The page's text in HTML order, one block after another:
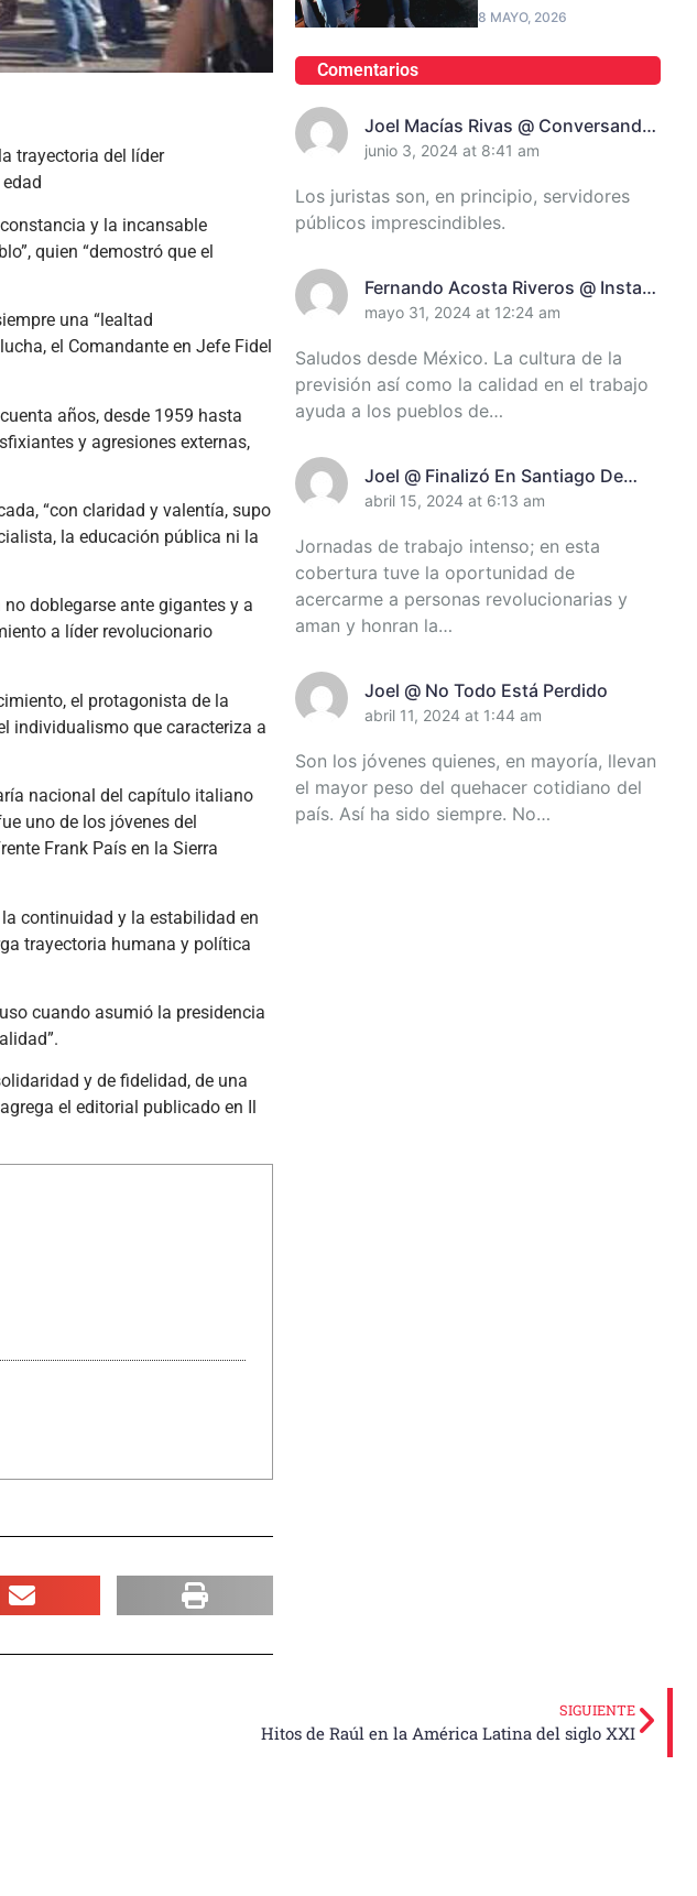
trayectoria del líder
y la incansable
quien “demostró que el
una “lealtad
el Comandante en Jefe Fidel
años, desde 1959 hasta
y agresiones externas,
“con claridad y valentía, supo
la educación pública ni la
doblegarse ante gigantes y a
a líder revolucionario
el protagonista de la
individualismo que caracteriza a
nacional del capítulo italiano
uno de los jóvenes del
Frank País en la Sierra
continuidad y la estabilidad en
trayectoria humana y política
cuando asumió la presidencia
y de fidelidad, de una
el editorial publicado en Il
8 MAYO, 2026
Comentarios
Joel Macías Rivas @ Conversando
Con Juanita Randich, Presidenta
Santiago De Cuba
junio 3, 2024 at 8:41 am
Los juristas son, en principio, servidores
públicos imprescindibles.
Fernando Acosta Riveros @ Instan
A Incrementar El Control De
mayo 31, 2024 at 12:24 am
Saludos desde México. La cultura de la
previsión así como la calidad en el trabajo
ayuda a los pueblos de…
Joel @ Finalizó En Santiago De
Cuba Encuentro De Miembros Del
Ascunce Domenech (+Video)
(+Fotos)
abril 15, 2024 at 6:13 am
Jornadas de trabajo intenso; en esta
cobertura tuve la oportunidad de
acercarme a personas revolucionarias y
aman y honran la…
Joel @ No Todo Está Perdido
abril 11, 2024 at 1:44 am
Son los jóvenes quienes, en mayoría, llevan
el mayor peso del quehacer cotidiano del
país. Así ha sido siempre. No…
SIGUIENTE
Hitos de Raúl en la América Latina del siglo XXI